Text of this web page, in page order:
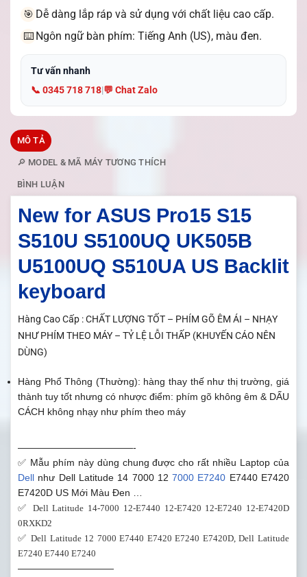
🎯 Dễ dàng lắp ráp và sử dụng với chất liệu cao cấp.
⌨️ Ngôn ngữ bàn phím: Tiếng Anh (US), màu đen.
Tư vấn nhanh
📞 0345 718 718|💬 Chat Zalo
MÔ TẢ
🔎 MODEL & MÃ MÁY TƯƠNG THÍCH
BÌNH LUẬN
New for ASUS Pro15 S15
S510U S5100UQ UK505B
U5100UQ S510UA US Backlit
keyboard
Hàng Cao Cấp : CHẤT LƯỢNG TỐT – PHÍM GÕ ÊM ÁI – NHẠY
NHƯ PHÍM THEO MÁY – TỶ LỆ LỖI THẤP (KHUYẾN CÁO NÊN
DÙNG)
Hàng Phổ Thông (Thường): hàng thay thế như thị trường, giá
thành tuy tốt nhưng có nhược điểm: phím gõ không êm & DẤU
CÁCH không nhạy như phím theo máy
————————————-
✅ Mẫu phím này dùng chung được cho rất nhiều Laptop của
Dell như Dell Latitude 14 7000 127000 E7240 E7440 E7420
E7420D US Mới Màu Đen …
✅ Dell Latitude 14-7000 12-E7440 12-E7420 12-E7240 12-E7420D
0RXKD2
✅Dell Latitude 12 7000 E7440 E7420 E7240 E7420D, Dell Latitude
E7240 E7440 E7240
——————————